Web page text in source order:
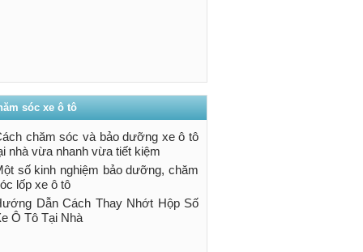
sóc xe ô tô
chăm sóc và bảo dưỡng xe ô tô
nhà vừa nhanh vừa tiết kiệm
số kinh nghiệm bảo dưỡng, chăm
lốp xe ô tô
Dẫn Cách Thay Nhớt Hộp Số
Ô Tô Tại Nhà